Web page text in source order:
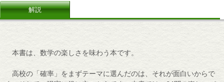
解説
本書は、数学の楽しさを味わう本です。
高校の「確率」をまずテーマに選んだのは、それが面白いからで